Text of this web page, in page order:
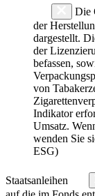
Die
der
dargestellt.
der
befassen,
von
Indikator
Umsatz.
wenden Sie
ESG)
Staatsanleihen